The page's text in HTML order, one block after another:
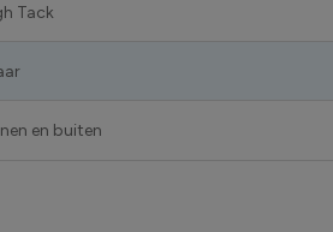
Tack
en buiten